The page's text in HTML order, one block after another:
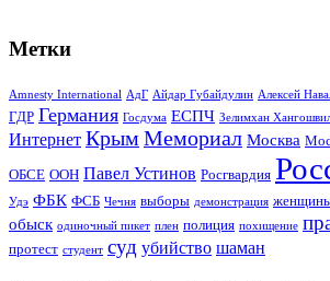
Метки
Amnesty International АдГ Айдар Губайдулин Алексей
ГДР Германия Госдума ЕСПЧ Зелимхан
Интернет Крым Мемориал Москва
ОБСЕ ООН Павел Устинов Росгвардия
Удэ ФБК ФСБ Чечня выборы демонстрация
обыск одиночный пикет плен полиция похищение
протест студент суд убийство шаман